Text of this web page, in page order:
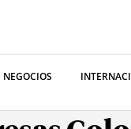
NEGOCIOS